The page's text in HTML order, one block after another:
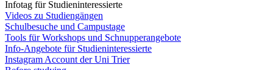
Infotag für Studieninteressierte
Videos zu Studiengängen
Schulbesuche und Campustage
Tools für Workshops und Schnupperangebote
Info-Angebote für Studieninteressierte
Instagram Account der Uni Trier